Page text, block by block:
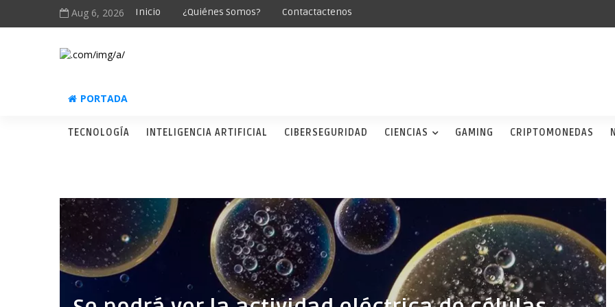
Aug 6, 2026 Inicio ¿Quiénes Somos? Contactactenos
PORTADA
TECNOLOGÍA INTELIGENCIA ARTIFICIAL CIBERSEGURIDAD CIENCIAS GAMING CRIPTOMONEDAS